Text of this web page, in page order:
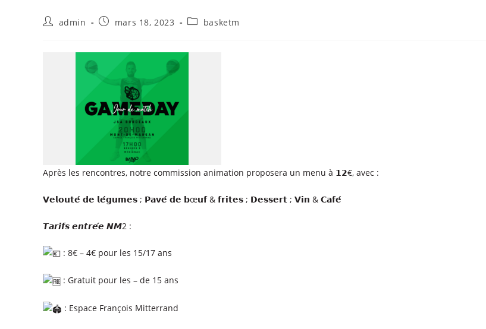
admin mars 18, 2023 basketm
Après les rencontres, notre commission animation proposera un menu à 𝟭𝟮€, avec :
𝗩𝗲𝗹𝗼𝘂𝘁𝗲́ 𝗱𝗲 𝗹𝗲́𝗴𝘂𝗺𝗲𝘀 ; 𝗣𝗮𝘃𝗲́ 𝗱𝗲 𝗯œ𝘂𝗳 & 𝗳𝗿𝗶𝘁𝗲𝘀 ; 𝗗𝗲𝘀𝘀𝗲𝗿𝘁 ; 𝗩𝗶𝗻 & 𝗖𝗮𝗳𝗲́
𝙏𝙖𝙧𝙞𝙛𝙨 𝙚𝙣𝙩𝙧𝙚́𝙚 𝙉𝙈2 :
: 8€ – 4€ pour les 15/17 ans
: Gratuit pour les – de 15 ans
: Espace François Mitterrand